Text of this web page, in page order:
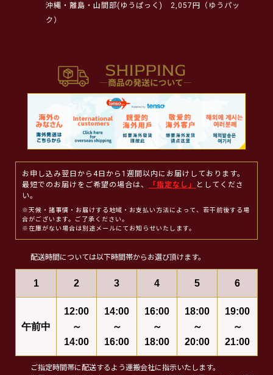
沖縄・離島・山間部(ゆうぱっく)
2,057円（ゆうパッ
ク）
お申し込み翌日から4日から1週間以内にお届けしております。
最短でのお届けをご希望の場合は、
「指定なし」
としてくださ
い。
※天候・諸事情・お届けする地域・お支払い方法によって、若干前後する場
合がございます。ご了承ください。
※在庫がない場合は別途メールにてお知らせいたします。
配送時間については以下時間帯からお選び頂けます。
1 2 3 4 5 6
午前中
12:00
～
14:00
14:00
～
16:00
16:00
～
18:00
18:00
～
20:00
19:00
～
21:00
ご指定時間帯に配送するよう運搬会社に指示いたします。